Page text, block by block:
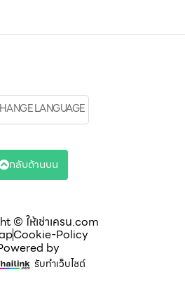
© ให้เช่าเครน.com
Cookie-Policy
by
รับทำเว็บไซต์
LANGUAGE
กลับด้านบน